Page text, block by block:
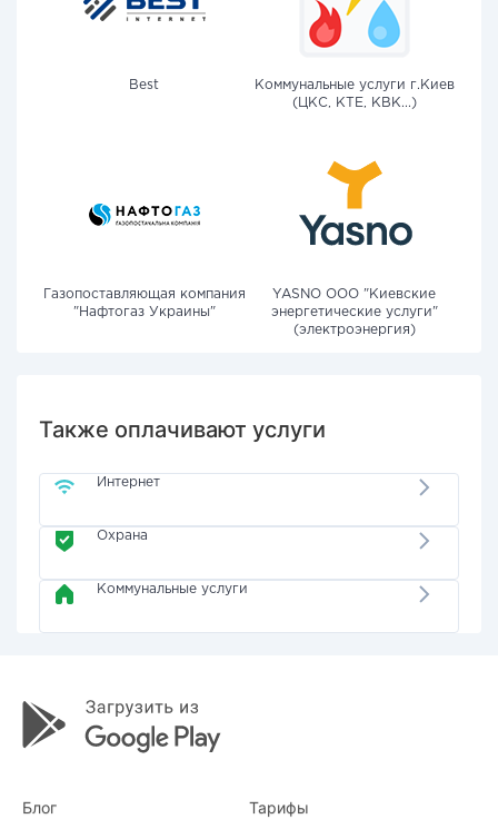
Best
Коммунальные услуги г.Киев
(ЦКС, КТЕ, КВК...)
Газопоставляющая компания
"Нафтогаз Украины"
YASNO OOO "Киевские
энергетические услуги"
(электроэнергия)
Также оплачивают услуги
Интернет
Охрана
Коммунальные услуги
Блог Тарифы